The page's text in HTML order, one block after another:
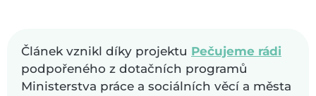
Článek vznikl díky projektu Pečujeme rádi
podpořeného z dotačních programů
Ministerstva práce a sociálních věcí a města